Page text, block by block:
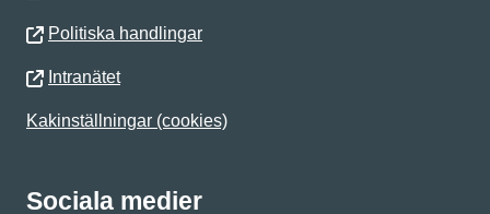
Politiska handlingar
Intranätet
Kakinställningar (cookies)
Sociala medier